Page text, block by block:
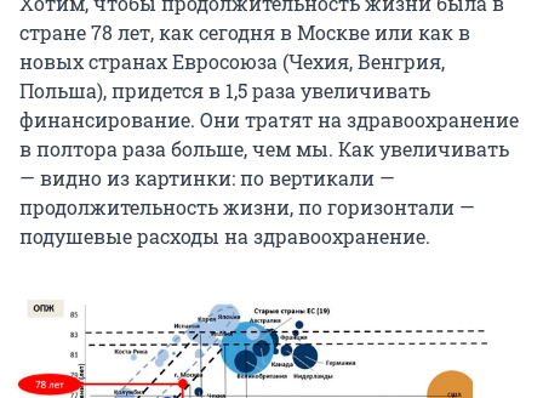
стране 78 лет, как сегодня в Москве или как в
новых странах Евросоюза (Чехия, Венгрия,
Польша), придется в 1,5 раза увеличивать
финансирование. Они тратят на здравоохранение
в полтора раза больше, чем мы. Как увеличивать
— видно из картинки: по вертикали —
продолжительность жизни, по горизонтали —
подушевые расходы на здравоохранение.